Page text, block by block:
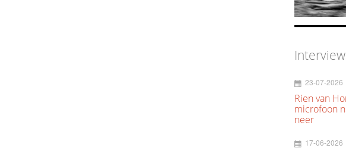
23-07-2026
Rien van
microfoon
neer
17-06-2026